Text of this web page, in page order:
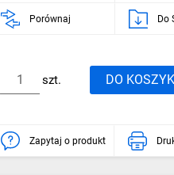
Porównaj Do
szt. DO
Zapytaj o produkt